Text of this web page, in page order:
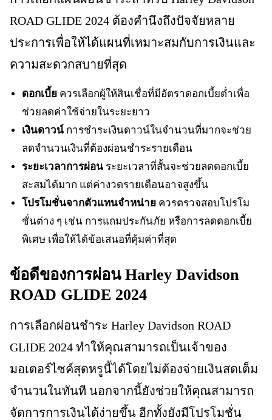
ROAD GLIDE 2024 ต้องคำนึงถึงปัจจัยหลาย
ประการเพื่อให้ได้แผนที่เหมาะสมกับการเงินและ
ความสะดวกสบายที่สุด
ดอกเบี้ย ควรเลือกผู้ให้สินเชื่อที่มีอัตราดอกเบี้ยต่ำเพื่อ
ช่วยลดค่าใช้จ่ายในระยะยาว
เงินดาวน์ การชำระเงินดาวน์ในจำนวนที่มากจะช่วย
ลดจำนวนเงินที่ต้องผ่อนชำระรายเดือน
ระยะเวลาการผ่อน ระยะเวลาที่สั้นจะช่วยลดดอกเบี้ย
สะสมได้มาก แต่ค่างวดรายเดือนอาจสูงขึ้น
โปรโมชั่นจากตัวแทนจำหน่าย ควรตรวจสอบโปรโม
ชั่นต่าง ๆ เช่น การแถมประกันภัย หรือการลดดอกเบี้ย
พิเศษ เพื่อให้ได้ข้อเสนอที่คุ้มค่าที่สุด
ข้อดีของการผ่อน Harley Davidson
ROAD GLIDE 2024
การเลือกผ่อนชำระ Harley Davidson ROAD
GLIDE 2024 ทำให้คุณสามารถเป็นเจ้าของ
มอเตอร์ไซค์สุดหรูนี้ได้โดยไม่ต้องจ่ายเงินสดเต็ม
จำนวนในทันที นอกจากนี้ยังช่วยให้คุณสามารถ
จัดการการเงินได้ง่ายขึ้น อีกทั้งยังมีโปรโมชั่น